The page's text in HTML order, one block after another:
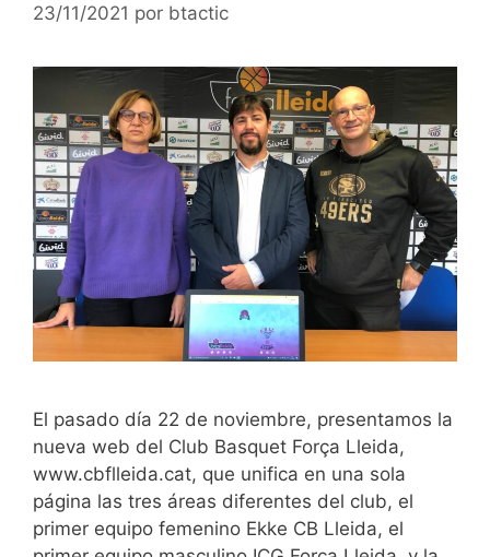
23/11/2021 por btactic
El pasado día 22 de noviembre, presentamos la
nueva web del Club Basquet Força Lleida,
www.cbflleida.cat, que unifica en una sola
página las tres áreas diferentes del club, el
primer equipo femenino Ekke CB Lleida, el